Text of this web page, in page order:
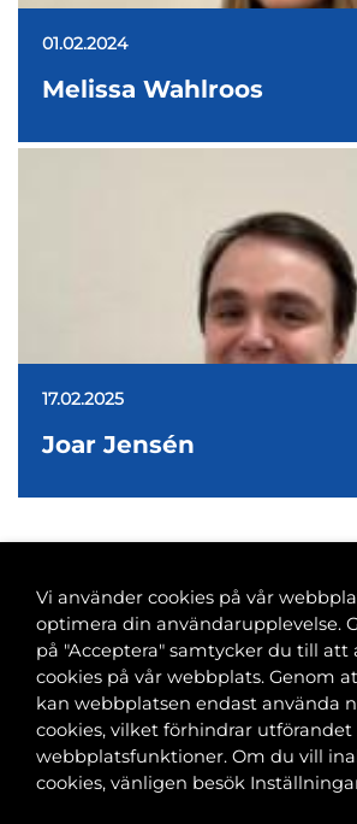
01.02.2024
Melissa Wahlroos
17.02.2025
Joar Jensén
Banvaktsgatan 2A, 00520
040 585 2586
kansli@tfif.fi
Vi använder cookies på vår
optimera din användarupplevelse.
på "Acceptera" samtycker du till att
cookies på vår webbplats. Genom
kan webbplatsen endast använda
cookies, vilket förhindrar utförandet
webbplatsfunktioner. Om du vill
cookies, vänligen besök